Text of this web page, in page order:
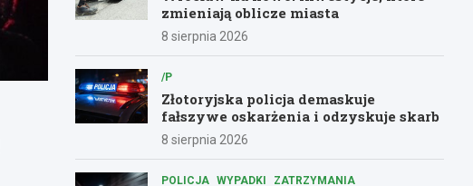
zmieniają oblicze miasta
8 sierpnia 2026
/P
Złotoryjska policja demaskuje
fałszywe oskarżenia i odzyskuje skarb
8 sierpnia 2026
POLICJA WYPADKI ZATRZYMANIA